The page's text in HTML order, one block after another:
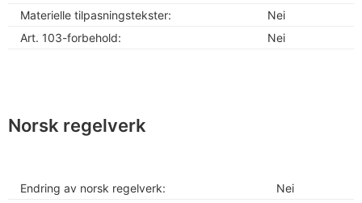
Materielle tilpasningstekster:
Nei
Art. 103-forbehold:
Nei
Norsk regelverk
Endring av norsk regelverk:
Nei